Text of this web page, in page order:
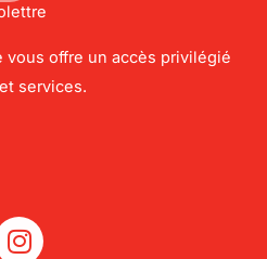
offre un accès privilégié
services.
I